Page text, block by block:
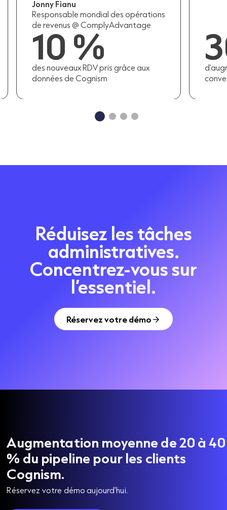
30 %
d'augmentation des taux de
conversion
Réduisez les tâches
administratives.
Concentrez-vous sur
l’essentiel.
Réservez votre démo
Augmentation moyenne de 20 à 40
% du pipeline pour les clients
Cognism.
Réservez votre démo aujourd'hui.